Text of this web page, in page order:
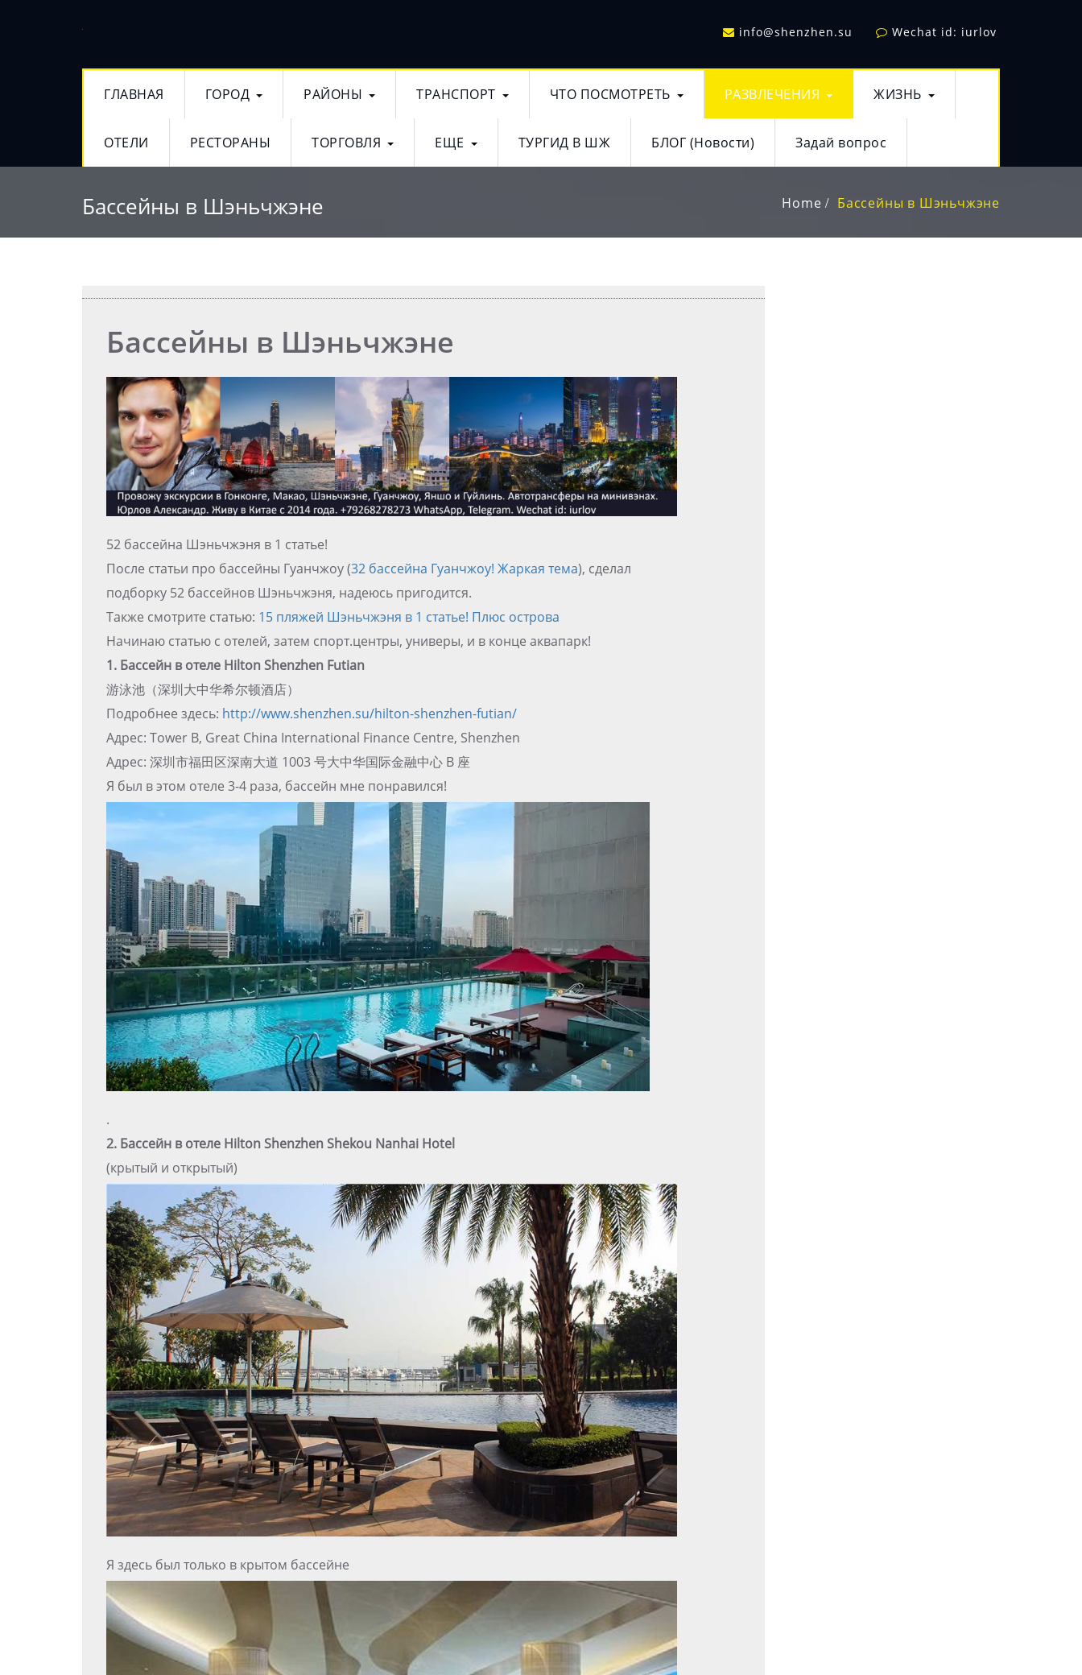
info@shenzhen.su Wechat id: iurlov
ГЛАВНАЯ ГОРОД РАЙОНЫ ТРАНСПОРТ ЧТО ПОСМОТРЕТЬ РАЗВЛЕЧЕНИЯ ЖИЗНЬ
ОТЕЛИ РЕСТОРАНЫ ТОРГОВЛЯ ЕЩЕ ТУРГИД В ШЖ БЛОГ (Новости) Задай вопрос
Бассейны в Шэньчжэне Home Бассейны в Шэньчжэне
Бассейны в Шэньчжэне
52 бассейна Шэньчжэня в 1 статье!
После статьи про бассейны Гуанчжоу (32 бассейна Гуанчжоу! Жаркая тема), сделал
подборку 52 бассейнов Шэньчжэня, надеюсь пригодится.
Также смотрите статью: 15 пляжей Шэньчжэня в 1 статье! Плюс острова
Начинаю статью с отелей, затем спорт.центры, универы, и в конце аквапарк!
1. Бассейн в отеле Hilton Shenzhen Futian
游泳池（深圳大中华希尔顿酒店）
Подробнее здесь: http://www.shenzhen.su/hilton-shenzhen-futian/
Адрес: Tower B, Great China International Finance Centre, Shenzhen
Адрес: 深圳市福田区深南大道 1003 号大中华国际金融中心 B 座
Я был в этом отеле 3-4 раза, бассейн мне понравился!
.
2. Бассейн в отеле Hilton Shenzhen Shekou Nanhai Hotel
(крытый и открытый)
Я здесь был только в крытом бассейне